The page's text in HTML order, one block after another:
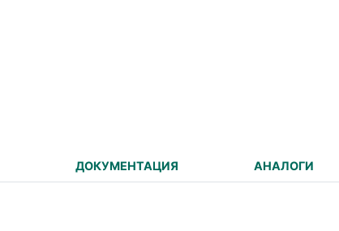
ДОКУМЕНТАЦИЯ АНАЛОГИ